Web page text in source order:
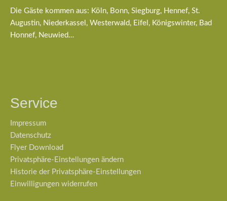
Die Gäste kommen aus: Köln, Bonn, Siegburg, Hennef, St.
Augustin, Niederkassel, Westerwald, Eifel, Königswinter, Bad
Honnef, Neuwied…
Service
Impressum
Datenschutz
Flyer Download
Privatsphäre-Einstellungen ändern
Historie der Privatsphäre-Einstellungen
Einwilligungen widerrufen